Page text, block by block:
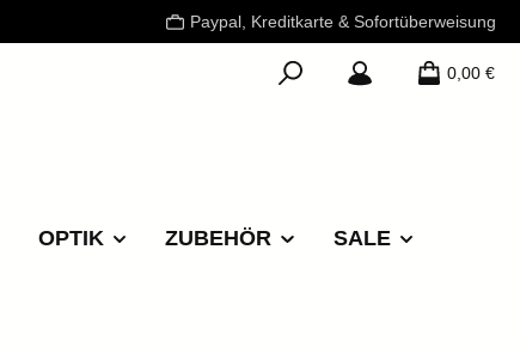
Paypal, Kreditkarte & Sofortüberweisung
0,00 €
OPTIK ZUBEHÖR SALE